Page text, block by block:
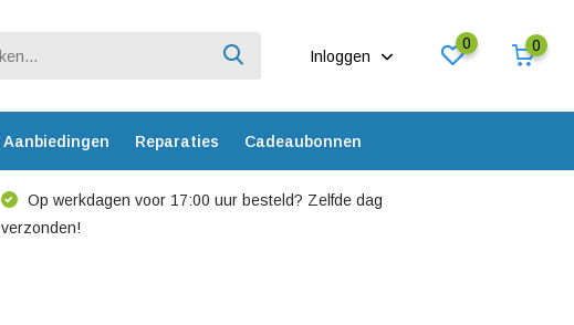
Inloggen
0 0
Aanbiedingen Reparaties Cadeaubonnen
Op werkdagen voor 17:00 uur besteld? Zelfde dag
verzonden!